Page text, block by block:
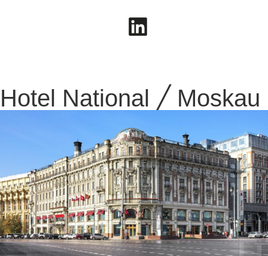
Hotel National ╱ Moskau